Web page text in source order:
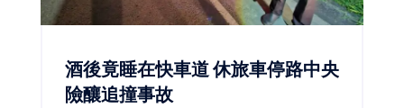
酒後竟睡在快車道 休旅車停路中央
險釀追撞事故